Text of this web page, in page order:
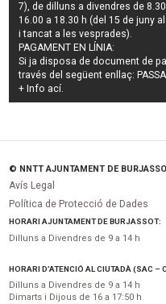
7), de dilluns a divendres de
16.00 a 18.30 h (del 15 de juny
i tancat a les vesprades).
PAGAMENT EN LÍNIA:
Si ja disposa de document de
través del següent enllaç:
+ Info ací.
© NNTT AJUNTAMENT DE
Avís Legal
Política de Protecció de Dades
HORARI AJUNTAMENT DE BURJASSOT:
Dilluns a Divendres de 9 a 14 h
HORARI D’ATENCIÓ AL CIUTADÀ (SAC –
Dilluns a Divendres de 9 a 14 h
Dimarts i Dijous de 16 a 17:50 h